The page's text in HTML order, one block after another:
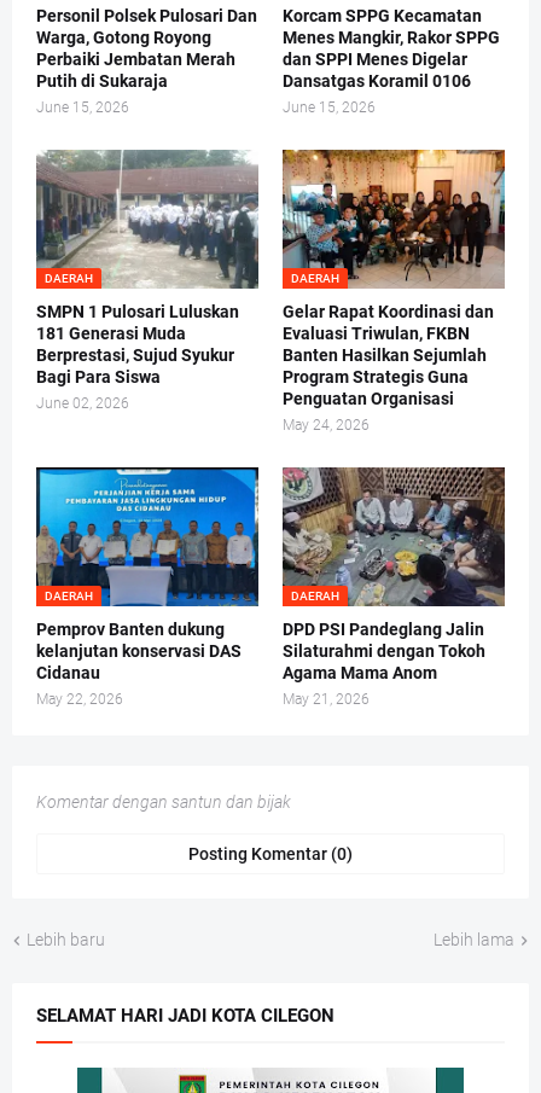
Personil Polsek Pulosari Dan
Warga, Gotong Royong
Perbaiki Jembatan Merah
Putih di Sukaraja
June 15, 2026
Korcam SPPG Kecamatan
Menes Mangkir, Rakor SPPG
dan SPPI Menes Digelar
Dansatgas Koramil 0106
June 15, 2026
DAERAH
SMPN 1 Pulosari Luluskan
181 Generasi Muda
Berprestasi, Sujud Syukur
Bagi Para Siswa
June 02, 2026
DAERAH
Gelar Rapat Koordinasi dan
Evaluasi Triwulan, FKBN
Banten Hasilkan Sejumlah
Program Strategis Guna
Penguatan Organisasi
May 24, 2026
DAERAH
Pemprov Banten dukung
kelanjutan konservasi DAS
Cidanau
May 22, 2026
DAERAH
DPD PSI Pandeglang Jalin
Silaturahmi dengan Tokoh
Agama Mama Anom
May 21, 2026
Komentar dengan santun dan bijak
Posting Komentar (0)
Lebih baru Lebih lama
SELAMAT HARI JADI KOTA CILEGON